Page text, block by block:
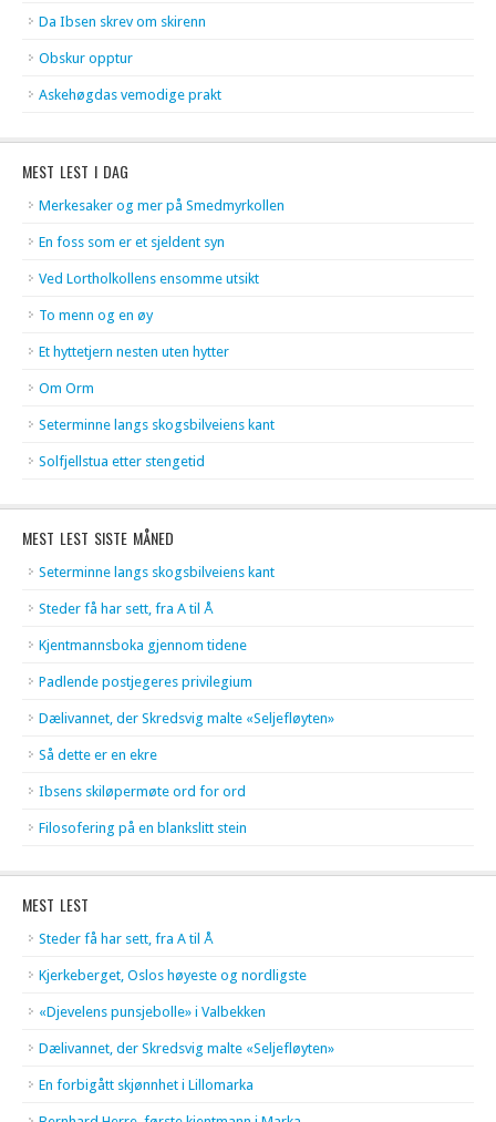
Da Ibsen skrev om skirenn
Obskur opptur
Askehøgdas vemodige prakt
MEST LEST I DAG
Merkesaker og mer på Smedmyrkollen
En foss som er et sjeldent syn
Ved Lortholkollens ensomme utsikt
To menn og en øy
Et hyttetjern nesten uten hytter
Om Orm
Seterminne langs skogsbilveiens kant
Solfjellstua etter stengetid
MEST LEST SISTE MÅNED
Seterminne langs skogsbilveiens kant
Steder få har sett, fra A til Å
Kjentmannsboka gjennom tidene
Padlende postjegeres privilegium
Dælivannet, der Skredsvig malte «Seljefløyten»
Så dette er en ekre
Ibsens skiløpermøte ord for ord
Filosofering på en blankslitt stein
MEST LEST
Steder få har sett, fra A til Å
Kjerkeberget, Oslos høyeste og nordligste
«Djevelens punsjebolle» i Valbekken
Dælivannet, der Skredsvig malte «Seljefløyten»
En forbigått skjønnhet i Lillomarka